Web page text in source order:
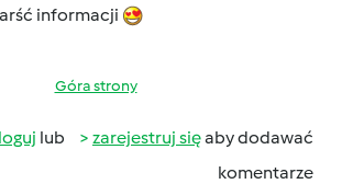
informacji
Góra strony
lub zarejestruj sięaby dodawać
komentarze